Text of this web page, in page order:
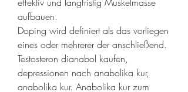
aufbauen.
Doping wird definiert als das vorliegen
eines oder mehrerer der anschließend.
Testosteron dianabol kaufen,
depressionen nach anabolika kur,
anabolika kur. Anabolika kur zum